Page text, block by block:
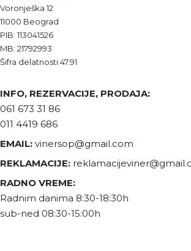
Voronješka 12
11000 Beograd
PIB: 113041526
MB: 21792993
Šifra delatnosti 47.91
INFO, REZERVACIJE, PRODAJA:
061 673 31 86
011 4419 686
EMAIL: vinersop@gmail.com
REKLAMACIJE:
RADNO VREME:
Radnim danima 8:30-18:30h
sub-ned 08:30-15:00h